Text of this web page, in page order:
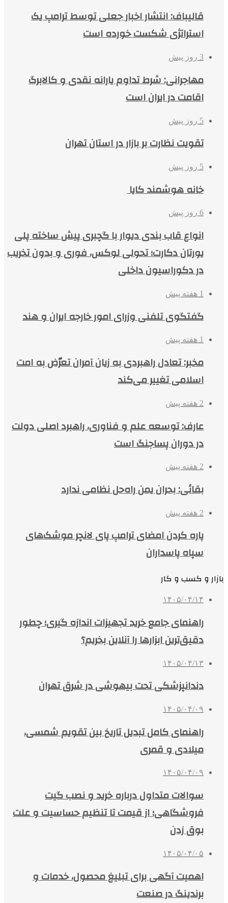
قالیباف: انتشار اخبار جعلی توسط ترامپ یک
استراتژی شکست خورده است
3 روز پیش
مهاجرانی: شرط تداوم یارانه نقدی و کالابرگ
اقامت در ایران است
5 روز پیش
تقویت نظارت بر بازار در استان تهران
5 روز پیش
خانه هوشمند کایا
6 روز پیش
انواع قاب بندی دیوار با گچبری پیش ساخته پلی
یورتان دکارت؛ تحولی لوکس، فوری و بدون تخریب
در دکوراسیون داخلی
1 هفته پیش
گفتگوی تلفنی وزرای امور خارجه ایران و هند
1 هفته پیش
مخبر: تعادل راهبردی به زیان آمران تعرّض به امت
اسلامی تغییر می‌کند
2 هفته پیش
عارف: توسعه علم و فناوری، راهبرد اصلی دولت
در دوران پساجنگ است
2 هفته پیش
بقائی: بحران یمن راه‌حل نظامی ندارد
2 هفته پیش
پاره کردن امضای ترامپ پای لانچر موشک‌های
سپاه پاسداران
بازار و کسب و کار
۱۴۰۵/۰۴/۱۴
راهنمای جامع خرید تجهیزات اندازه گیری؛ چطور
دقیق‌ترین ابزارها را آنلاین بخریم؟
۱۴۰۵/۰۴/۱۳
دندانپزشکی تحت بیهوشی در شرق تهران
۱۴۰۵/۰۴/۰۹
راهنمای کامل تبدیل تاریخ بین تقویم شمسی،
میلادی و قمری
۱۴۰۵/۰۴/۰۹
سوالات متداول درباره خرید و نصب گیت
فروشگاهی؛ از قیمت تا تنظیم حساسیت و علت
بوق زدن
۱۴۰۵/۰۴/۰۵
اهمیت آگهی برای تبلیغ محصول، خدمات و
برندینگ در صنعت